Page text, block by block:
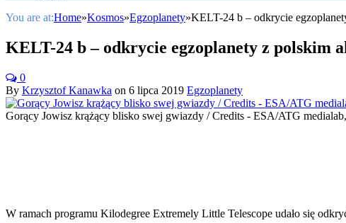
You are at:Home»Kosmos»Egzoplanety»KELT-24 b – odkrycie
KELT-24 b – odkrycie egzoplanety z polskim
0
By Krzysztof Kanawka on 6 lipca 2019 Egzoplanety
Gorący Jowisz krążący blisko swej gwiazdy / Credits - ESA/ATG
W ramach programu Kilodegree Extremely Little Telescope udało się